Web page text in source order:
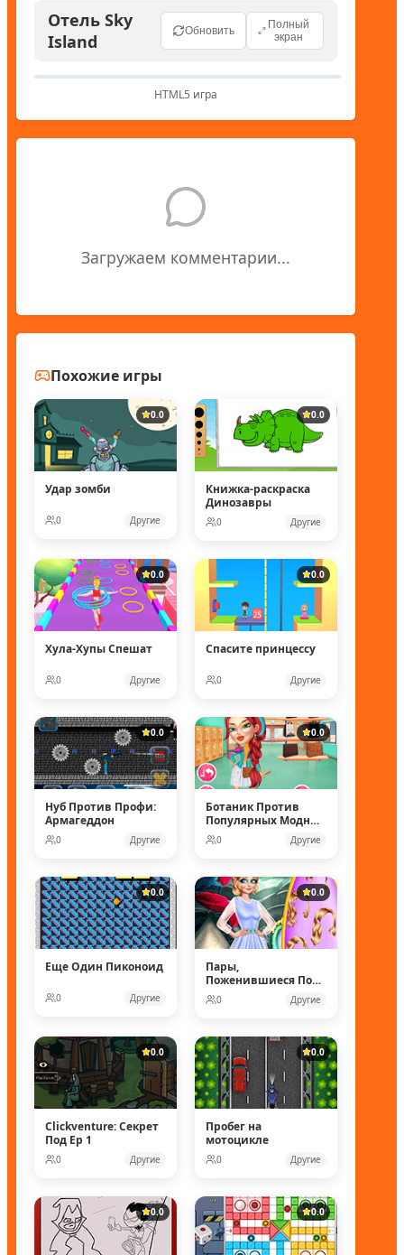
Отель Sky
Island
Обновить
Полный
экран
HTML5 игра
Загружаем комментарии...
Похожие игры
0.0
Удар зомби
0 Другие
0.0
Книжка-раскраска
Динозавры
0 Другие
0.0
Хула-Хупы Спешат
0 Другие
0.0
Спасите принцессу
0 Другие
0.0
Нуб Против Профи:
Армагеддон
0 Другие
0.0
Ботаник Против
Популярных Модных
Кукол
0 Другие
0.0
Еще Один Пиконоид
0 Другие
0.0
Пары,
Поженившиеся Под
Водой
0 Другие
0.0
Clickventure: Секрет
Под Ep 1
0 Другие
0.0
Пробег на
мотоцикле
0 Другие
0.0 0.0